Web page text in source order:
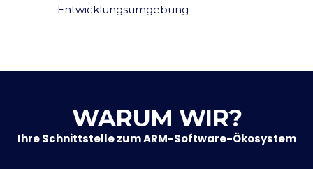
Entwicklungsumgebung
WARUM WIR?
Ihre Schnittstelle zum ARM-Software-Ökosystem